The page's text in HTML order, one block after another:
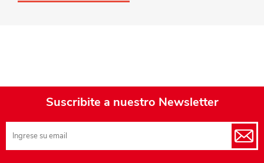
Suscribite a nuestro Newsletter